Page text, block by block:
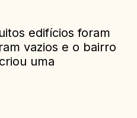
edifícios foram
vazios e o bairro
uma